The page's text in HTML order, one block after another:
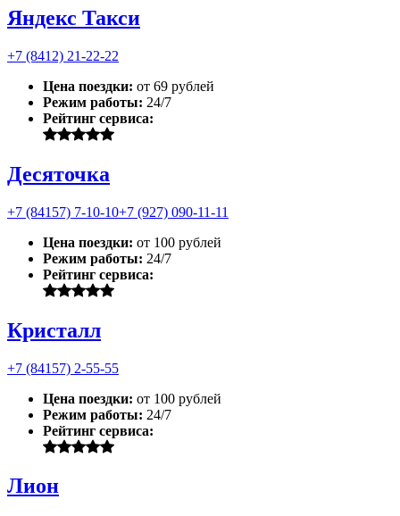
Яндекс Такси
+7 (8412) 21-22-22
Цена поездки: от 69 рублей
Режим работы: 24/7
Рейтинг сервиса:
Десяточка
+7 (84157) 7-10-10+7 (927) 090-11-11
Цена поездки: от 100 рублей
Режим работы: 24/7
Рейтинг сервиса:
Кристалл
+7 (84157) 2-55-55
Цена поездки: от 100 рублей
Режим работы: 24/7
Рейтинг сервиса:
Лион